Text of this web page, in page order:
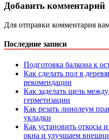
Добавить комментарий
Для отправки комментария
Последние записи
Подготовка балкона к
Как сделать пол в
рекомендации
Как заделать щель
герметизации
Как резать линолеум
укладки
Как установить откосы
окна и улучшаем